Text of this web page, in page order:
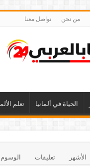
من نحن تواصل معنا
الحياة في ألمانيا تعلم
الأشهر تعليقات الوسوم